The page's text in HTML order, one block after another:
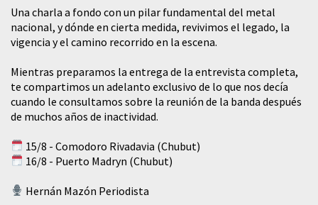
​Una charla a fondo con un pilar fundamental del metal
nacional, y dónde en cierta medida, revivimos el legado, la
vigencia y el camino recorrido en la escena.
Mientras preparamos la entrega de la entrevista completa,
te compartimos un adelanto exclusivo de lo que nos decía
cuando le consultamos sobre la reunión de la banda después
de muchos años de inactividad.
15/8 - Comodoro Rivadavia (Chubut)
16/8 - Puerto Madryn (Chubut)
Hernán Mazón Periodista